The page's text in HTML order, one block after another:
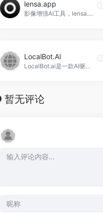
lensa.app
影像增强AI工具，lensa.app官网入口网址
LocalBot.AI
LocalBot.ai是一款AI驱动的内容生成工具，专为小型企业提供支持。它可以帮助企业节省时间和金钱，提升市场竞争力，LocalBot.AI官网入口网址
暂无评论